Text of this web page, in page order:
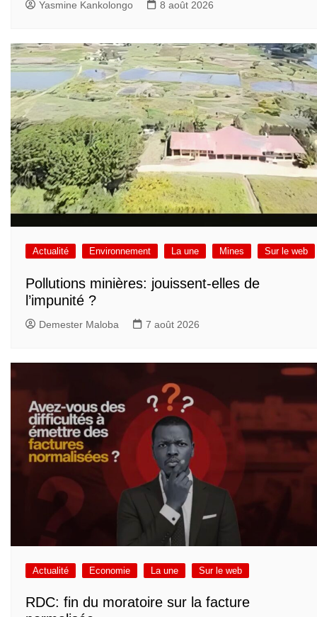
Yasmine Kankolongo 8 août 2026
Actualité Environnement La une Mines Sur le web
Pollutions minières: jouissent-elles de
l’impunité ?
Demester Maloba 7 août 2026
Actualité Economie La une Sur le web
RDC: fin du moratoire sur la facture